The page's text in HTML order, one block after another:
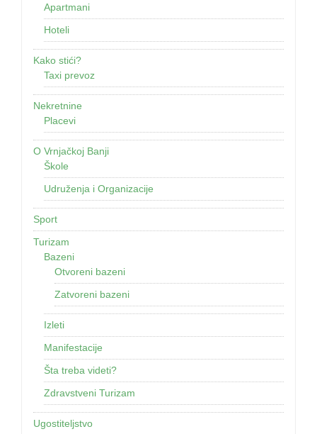
Apartmani
Hoteli
Kako stići?
Taxi prevoz
Nekretnine
Placevi
O Vrnjačkoj Banji
Škole
Udruženja i Organizacije
Sport
Turizam
Bazeni
Otvoreni bazeni
Zatvoreni bazeni
Izleti
Manifestacije
Šta treba videti?
Zdravstveni Turizam
Ugostiteljstvo